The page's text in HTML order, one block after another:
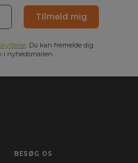
Tilmeld mig
. Du kan fremelde dig
i nyhedsmailen.
BESØG OS